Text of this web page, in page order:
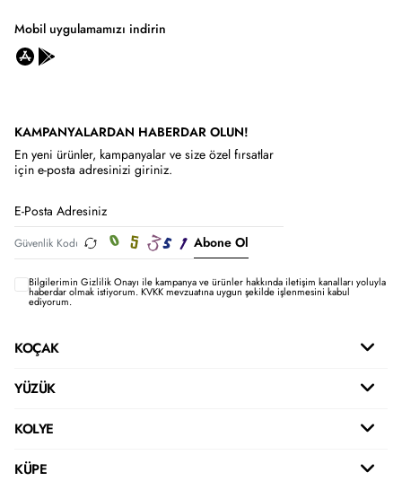
Mobil uygulamamızı indirin
KAMPANYALARDAN HABERDAR OLUN!
En yeni ürünler, kampanyalar ve size özel fırsatlar
için e-posta adresinizi giriniz.
Abone Ol
Bilgilerimin Gizlilik Onayı ile kampanya ve ürünler hakkında iletişim kanalları yoluyla
haberdar olmak istiyorum.KVKK mevzuatına uygun şekilde işlenmesini kabul
ediyorum.
KOÇAK
YÜZÜK
KOLYE
KÜPE